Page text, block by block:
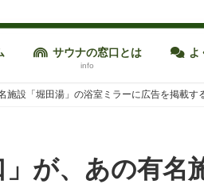
サウナの窓口とは
info
よ
施設「堀田湯」の浴室ミラーに広告を掲載す
が、あの有名